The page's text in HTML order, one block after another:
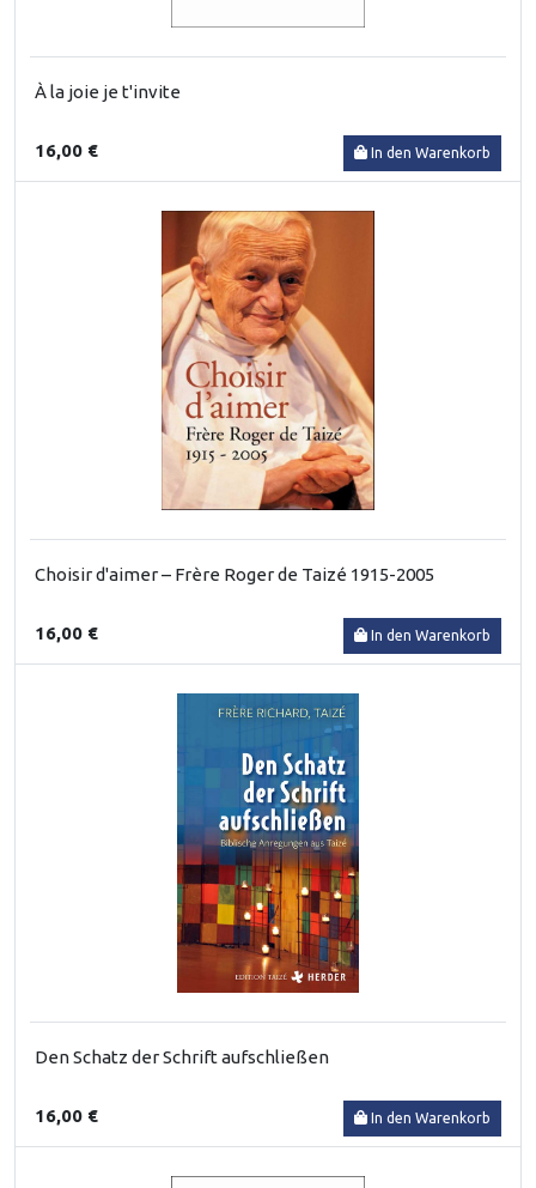
À la joie je t'invite
16,00 € In den Warenkorb
Choisir d'aimer – Frère Roger de Taizé 1915-2005
16,00 € In den Warenkorb
Den Schatz der Schrift aufschließen
16,00 € In den Warenkorb